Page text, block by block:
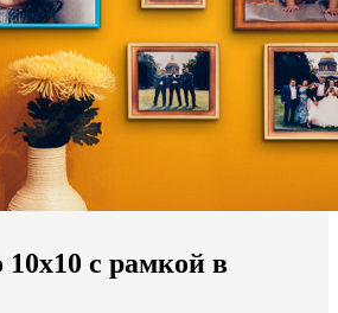
миру
с рамкой в